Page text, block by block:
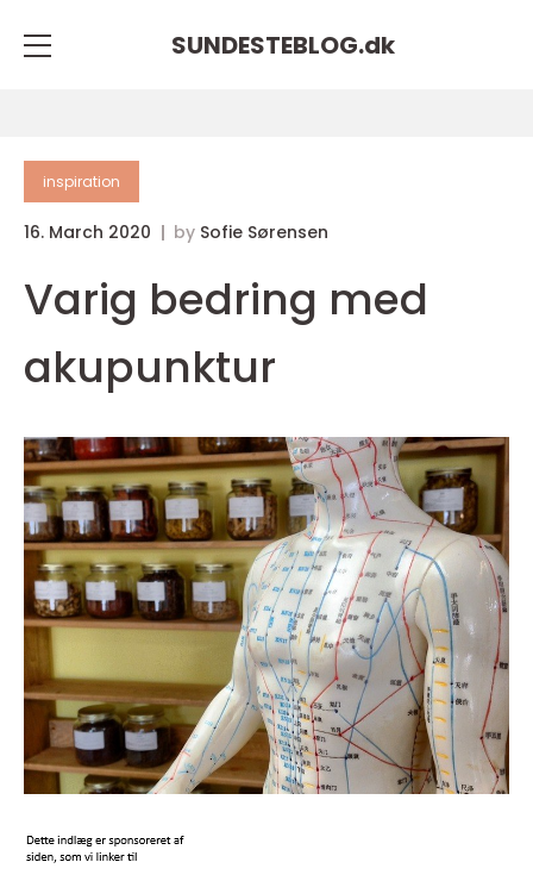
SUNDESTEBLOG.dk
inspiration
16. March 2020 by Sofie Sørensen
Varig bedring med
akupunktur